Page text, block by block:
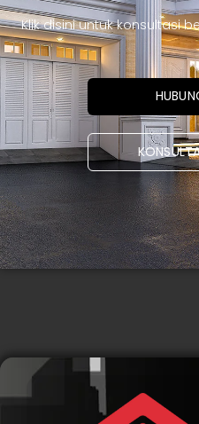
Klik disini untuk konsultasi